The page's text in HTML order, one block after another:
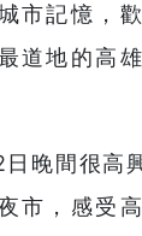
市記憶，
道地的高
晚間很高
市，感受